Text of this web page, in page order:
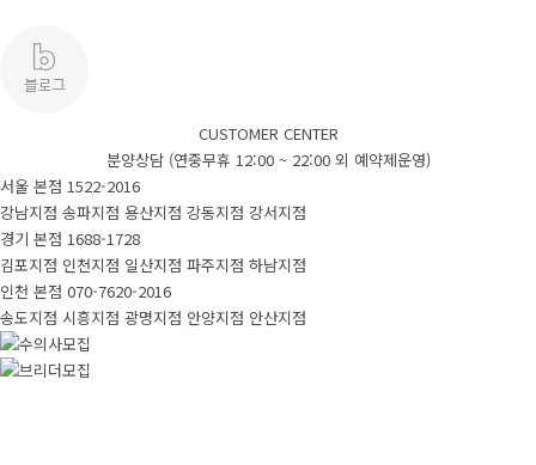
CUSTOMER CENTER
분양상담 (연중무휴 12:00 ~ 22:00 외 예약제운영)
서울 본점 1522-2016
강남지점 송파지점 용산지점 강동지점 강서지점
경기 본점 1688-1728
김포지점 인천지점 일산지점 파주지점 하남지점
인천 본점 070-7620-2016
송도지점 시흥지점 광명지점 안양지점 안산지점
입양시스템
안심배송
강아지
새로운입양견